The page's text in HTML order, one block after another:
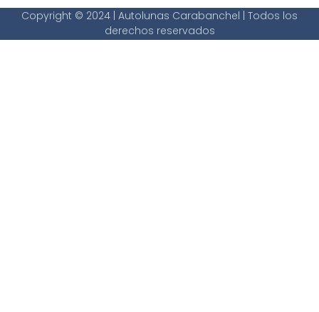
Copyright © 2024 | Autolunas Carabanchel | Todos los
derechos reservados